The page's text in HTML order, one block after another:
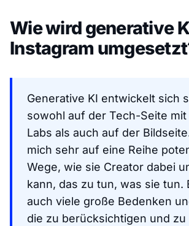
Wie wird generative
Instagram
Generative KI entwickelt sich
sowohl auf der Tech-Seite
Labs als auch auf der
mich sehr auf eine Reihe
Wege, wie sie Creator dabei
kann, das zu tun, was sie tun.
auch viele große Bedenken
die zu berücksichtigen und zu